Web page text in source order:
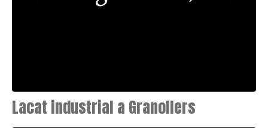
Lacat industrial a Granollers